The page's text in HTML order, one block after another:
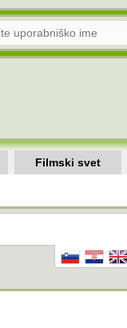
Filmski svet